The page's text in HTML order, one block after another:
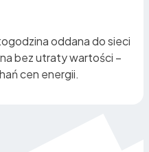
oddana do sieci
bez utraty wartości –
cen energii.